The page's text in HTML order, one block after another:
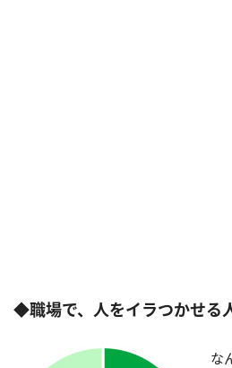
◆職場で、人をイラつかせる
な